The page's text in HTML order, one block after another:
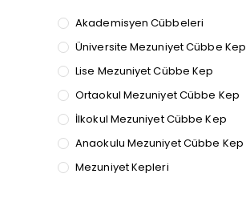
Akademisyen Cübbeleri
Üniversite Mezuniyet Cübbe Kep
Lise Mezuniyet Cübbe Kep
Ortaokul Mezuniyet Cübbe Kep
İlkokul Mezuniyet Cübbe Kep
Anaokulu Mezuniyet Cübbe Kep
Mezuniyet Kepleri